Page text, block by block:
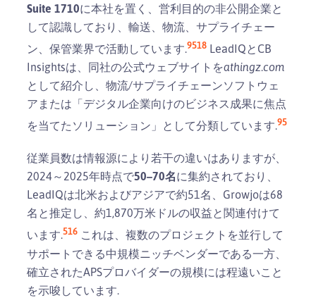
Suite 1710に本社を置く、営利目的の非公開企業と
して認識しており、輸送、物流、サプライチェー
ン、保管業界で活動しています.9518 LeadIQとCB
Insightsは、同社の公式ウェブサイトをathingz.com
として紹介し、物流/サプライチェーンソフトウェ
アまたは「デジタル企業向けのビジネス成果に焦点
を当てたソリューション」として分類しています.95
従業員数は情報源により若干の違いはありますが、
2024～2025年時点で50–70名に集約されており、
LeadIQは北米およびアジアで約51名、Growjoは68
名と推定し、約1,870万米ドルの収益と関連付けて
います.516 これは、複数のプロジェクトを並行して
サポートできる中規模ニッチベンダーである一方、
確立されたAPSプロバイダーの規模には程遠いこと
を示唆しています.